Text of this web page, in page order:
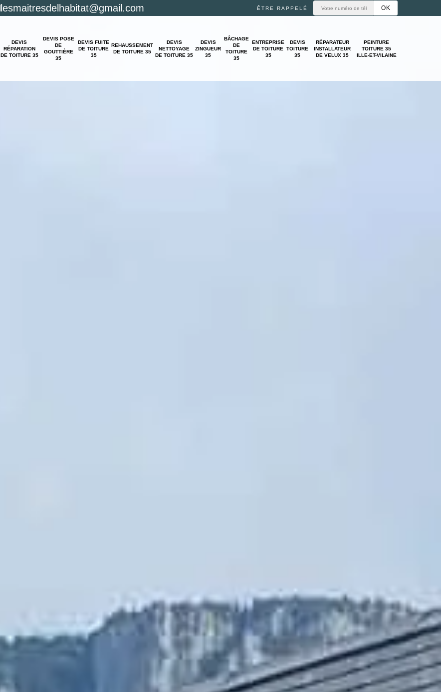
lesmaitresdelhabitat@gmail.com ÊTRE RAPPELÉ
DEVIS
RÉPARATION
DE TOITURE 35
DEVIS POSE
DE
GOUTTIÈRE
35
DEVIS FUITE
DE TOITURE
35
REHAUSSEMENT
DE TOITURE 35
DEVIS
NETTOYAGE
DE TOITURE 35
DEVIS
ZINGUEUR
35
BÂCHAGE
DE
TOITURE
35
ENTREPRISE
DE TOITURE
35
DEVIS
TOITURE
35
RÉPARATEUR
INSTALLATEUR
DE VELUX 35
PEINTURE
TOITURE 35
ILLE-ET-VILAINE